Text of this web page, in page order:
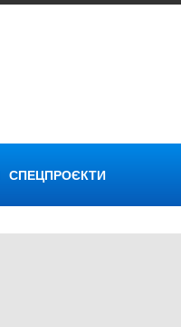
СПЕЦПРОЄКТИ